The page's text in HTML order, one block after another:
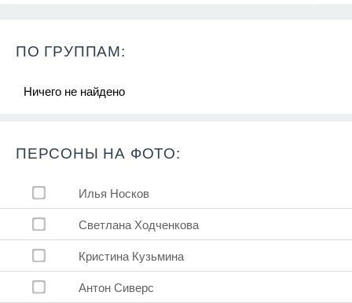
ПО ГРУППАМ:
Ничего не найдено
ПЕРСОНЫ НА ФОТО:
Илья Носков
Светлана Ходченкова
Кристина Кузьмина
Антон Сиверс